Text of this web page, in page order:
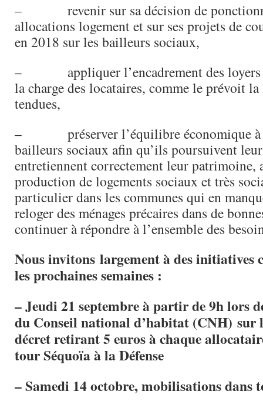
– revenir sur sa décision de
allocations logement et sur ses projets de
en 2018 sur les bailleurs sociaux,
– appliquer l’encadrement des loyers
la charge des locataires, comme le prévoit
tendues,
– préserver l’équilibre économique à
bailleurs sociaux afin qu’ils poursuivent
entretiennent correctement leur patrimoine,
production de logements sociaux et très
particulier dans les communes qui en
reloger des ménages précaires dans de
continuer à répondre à l’ensemble des
Nous invitons largement à des initiatives
les prochaines semaines :
– Jeudi 21 septembre à partir de 9h lors
du Conseil national d’habitat (CNH) sur
décret retirant 5 euros à chaque
tour Séquoïa à la Défense
– Samedi 14 octobre, mobilisations dans